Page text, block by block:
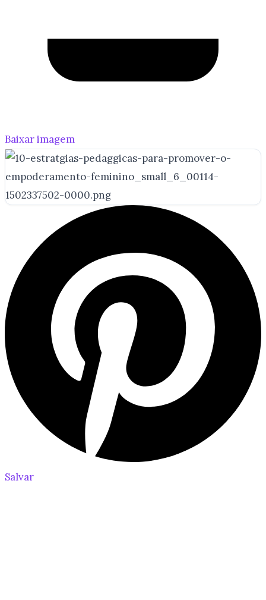
Baixar imagem
Salvar